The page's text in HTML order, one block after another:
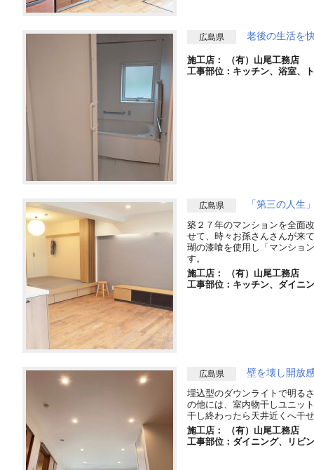
広島県 老後の生活を
施工店： （有）山尾工務店
工事部位：キッチン、浴室、
広島県 「第三の人生
築２７年のマンションを全面
せて、時々お孫さんさんが来
瑚の漆喰を使用し「マンショ
す。
施工店： （有）山尾工務店
工事部位：キッチン、ダイニ
広島県 壁を壊し開放
埋込型のダウンライトで明る
の他には、室内物干しユニッ
干し終わったら天井近くへ干
施工店： （有）山尾工務店
工事部位：ダイニング、リビ